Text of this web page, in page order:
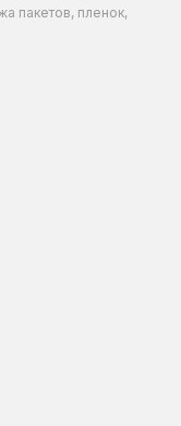
пакетов, пленок,